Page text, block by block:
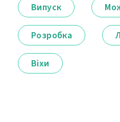
Випуск
Розробка
Віхи